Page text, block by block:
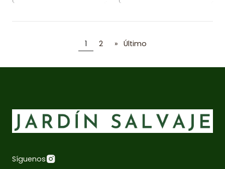
1 2 » Último
Síguenos